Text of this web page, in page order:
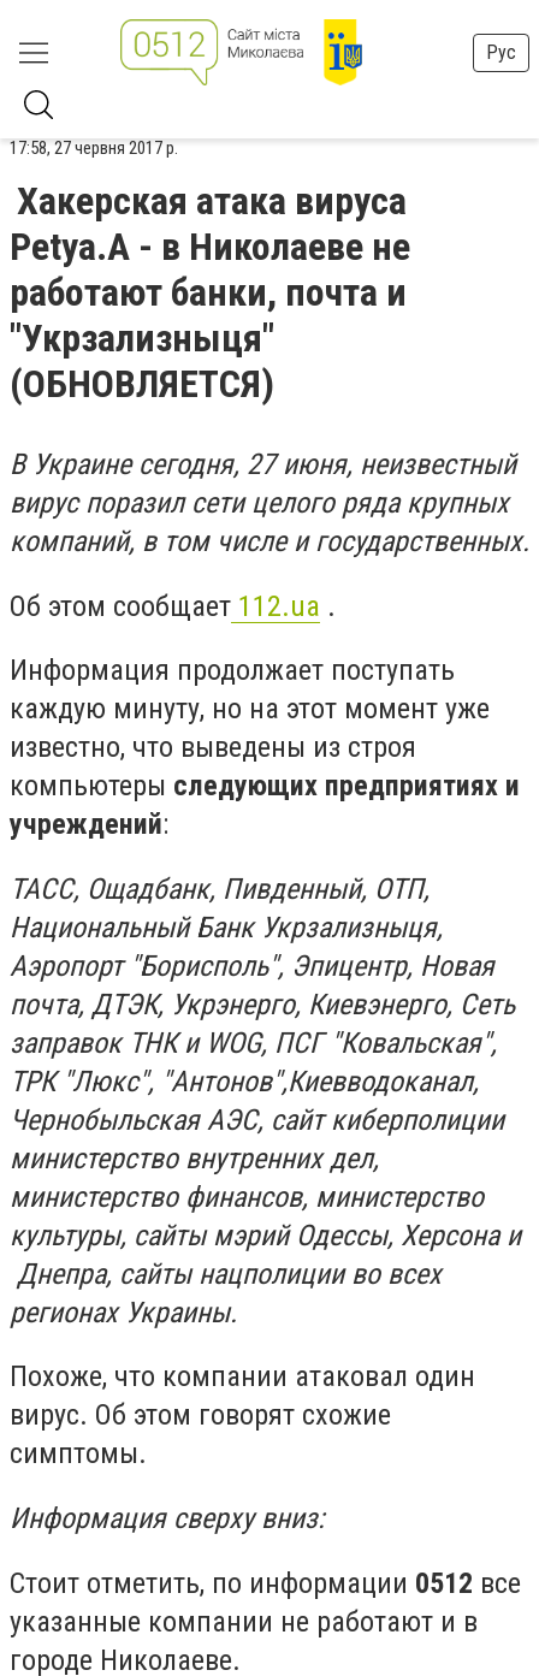
Рус
17:58, 27 червня 2017 р.
Хакерская атака вируса
Petya.A - в Николаеве не
работают банки, почта и
"Укрзализныця"
(ОБНОВЛЯЕТСЯ)
В Украине сегодня, 27 июня, неизвестный
вирус поразил сети целого ряда крупных
компаний, в том числе и государственных.
Об этом сообщает 112.ua .
Информация продолжает поступать
каждую минуту, но на этот момент уже
известно, что выведены из строя
компьютеры следующих предприятиях и
учреждений:
ТАСС, Ощадбанк, Пивденный, ОТП,
Национальный Банк Укрзализныця,
Аэропорт "Борисполь", Эпицентр, Новая
почта, ДТЭК, Укрэнерго, Киевэнерго, Сеть
заправок ТНК и WOG, ПCГ "Ковальская",
ТРК "Люкс", "Антонов",Киевводоканал,
Чернобыльская АЭС, сайт киберполиции
министерство внутренних дел,
министерство финансов, министерство
культуры, сайты мэрий Одессы, Херсона и
Днепра, сайты нацполиции во всех
регионах Украины.
Похоже, что компании атаковал один
вирус. Об этом говорят схожие
симптомы.
Информация сверху вниз:
Стоит отметить, по информации 0512 все
указанные компании не работают и в
городе Николаеве.